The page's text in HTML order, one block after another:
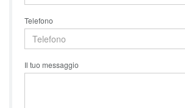
Telefono
Il tuo messaggio